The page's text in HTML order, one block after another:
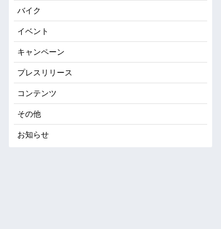
バイク
イベント
キャンペーン
プレスリリース
コンテンツ
その他
お知らせ